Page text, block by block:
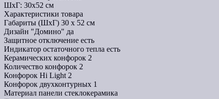
ШхГ: 30х52 см
Характеристики товара
Габариты (ШхГ) 30 x 52 см
Дизайн "Домино" да
Защитное отключение есть
Индикатор остаточного тепла есть
Керамических конфорок 2
Количество конфорок 2
Конфорок Hi Light 2
Конфорок двухконтурных 1
Материал панели стеклокерамика